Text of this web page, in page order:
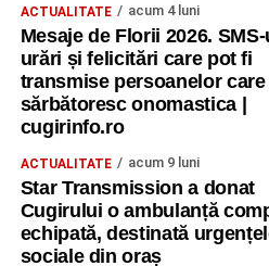
încrederea acordată și pentru
de a participa la acest curs
Mulțumim Erasmus+ pentru
învățare, dezvoltare și
șansa de a transforma chiar
descoperirii și al formării
interactive și creative.
Pentru mine, Sustainable
ACTUALITATE acum 4 luni
Mesaje de Florii 2026.
urări și felicitări care pot fi
transmise persoanelor care
sărbătoresc onomastica |
cugirinfo.ro
ACTUALITATE acum 9 luni
Star Transmission a donat
Cugirului o ambulanță
echipată, destinată
sociale din oraș